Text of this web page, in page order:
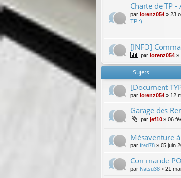
Charte de TP -
par lorenz054 » 23
TP :)
[INFO]
par lorenz054 »
Sujets
[Document
par lorenz054 » 12
Garage des
par jef10 » 06
Mésaventure
par fred78 » 05 juin
Commande
par Natsu38 » 21